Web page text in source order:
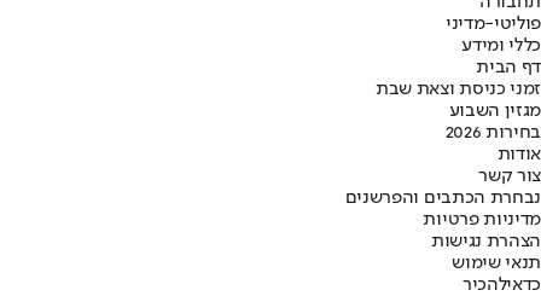
פוליטי-מדיני
כללי ומידע
דף הבית
זמני כניסת וצאת שבת
מגזין השבוע
בחירות 2026
אודות
צור קשר
נבחרת הכתבים והפרשנים
מדיניות פרטיות
הצהרת נגישות
תנאי שימוש
כדאילהכיר